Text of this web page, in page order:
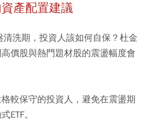
產配置建議
洗期，投資人該如何自保？杜金
價股與熱門題材股的震盪幅度會
較保守的投資人，避免在震盪期
ETF。